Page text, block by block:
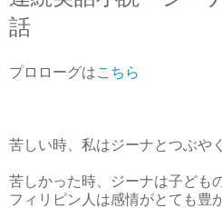
話
プロローグはこちら
苦しい時、私はジーナとつぶや
苦しかった時、ジーナは子ども
フィリピン人は感情がとても豊